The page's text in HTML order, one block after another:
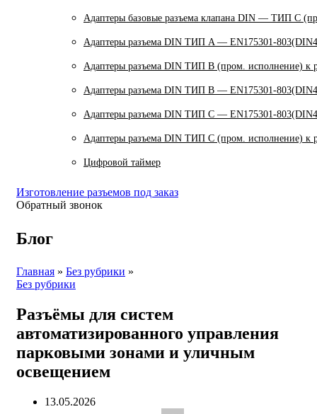
Адаптеры базовые разъема клапана DIN — ТИП C
Адаптеры разъема DIN ТИП A — EN175301-
Адаптеры разъема DIN ТИП B (пром. исполнение) к
Адаптеры разъема DIN ТИП B — EN175301-
Адаптеры разъема DIN ТИП C — EN175301-
Адаптеры разъема DIN ТИП C (пром. исполнение) к
Цифровой таймер
Изготовление разъемов под заказ
Обратный звонок
Блог
Главная » Без рубрики »
Без рубрики
Разъёмы для систем
автоматизированного управления
парковыми зонами и уличным
освещением
13.05.2026